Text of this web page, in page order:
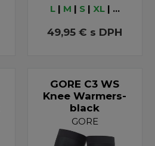
L| M | S| XL| ...
49,95 € s DPH
GORE C3 WS
Knee Warmers-
black
GORE